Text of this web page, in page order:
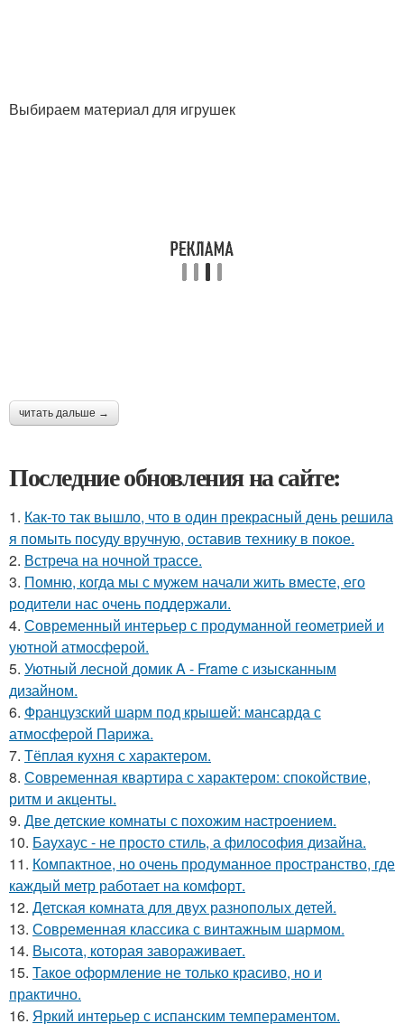
Выбираем материал для игрушек
читать дальше →
Последние обновления на сайте:
1. Как-то так вышло, что в один прекрасный день решила
я помыть посуду вручную, оставив технику в покое.
2. Встреча на ночной трассе.
3. Помню, когда мы с мужем начали жить вместе, его
родители нас очень поддержали.
4. Современный интерьер с продуманной геометрией и
уютной атмосферой.
5. Уютный лесной домик A - Frame с изысканным
дизайном.
6. Французский шарм под крышей: мансарда с
атмосферой Парижа.
7. Тёплая кухня с характером.
8. Современная квартира с характером: спокойствие,
ритм и акценты.
9. Две детские комнаты с похожим настроением.
10. Баухаус - не просто стиль, а философия дизайна.
11. Компактное, но очень продуманное пространство, где
каждый метр работает на комфорт.
12. Детская комната для двух разнополых детей.
13. Современная классика с винтажным шармом.
14. Высота, которая завораживает.
15. Такое оформление не только красиво, но и
практично.
16. Яркий интерьер с испанским темпераментом.